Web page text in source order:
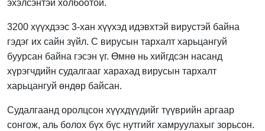
эхэлсэнтэй холбоотой.
3200 хүүхдээс 3-хан хүүхэд идэвхтэй вирустэй байна
гэдэг их сайн зүйл. С вирусын тархалт харьцангуй
буурсан байна гэсэн үг. Өмнө нь хийгдсэн насанд
хүрэгчдийн судалгааг харахад вирусын тархалт
харьцангуй өндөр байсан.
Судалгаанд оролцсон хүүхдүүдийг түүврийн аргаар
сонгож, аль болох бүх бүс нутгийг хамруулахыг зорьсон.